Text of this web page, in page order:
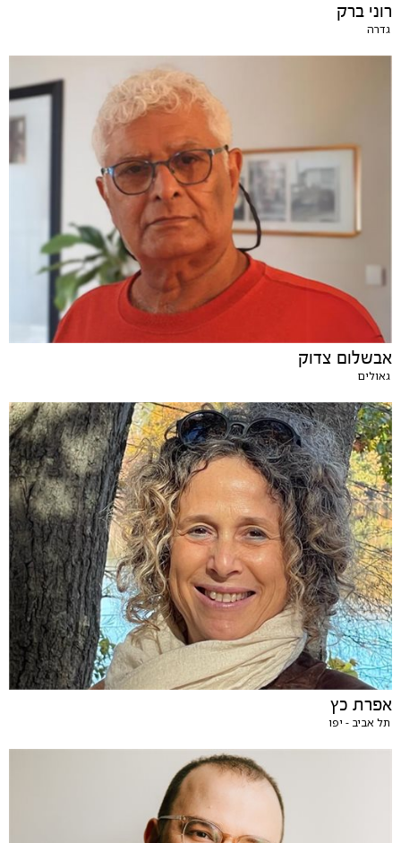
רוני ברק
גדרה
אבשלום צדוק
גאולים
אפרת כץ
תל אביב - יפו